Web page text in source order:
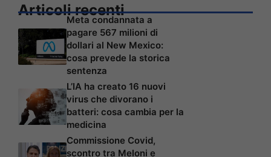
Articoli recenti
Meta condannata a
pagare 567 milioni di
dollari al New Mexico:
cosa prevede la storica
sentenza
L’IA ha creato 16 nuovi
virus che divorano i
batteri: cosa cambia per la
medicina
Commissione Covid,
scontro tra Meloni e